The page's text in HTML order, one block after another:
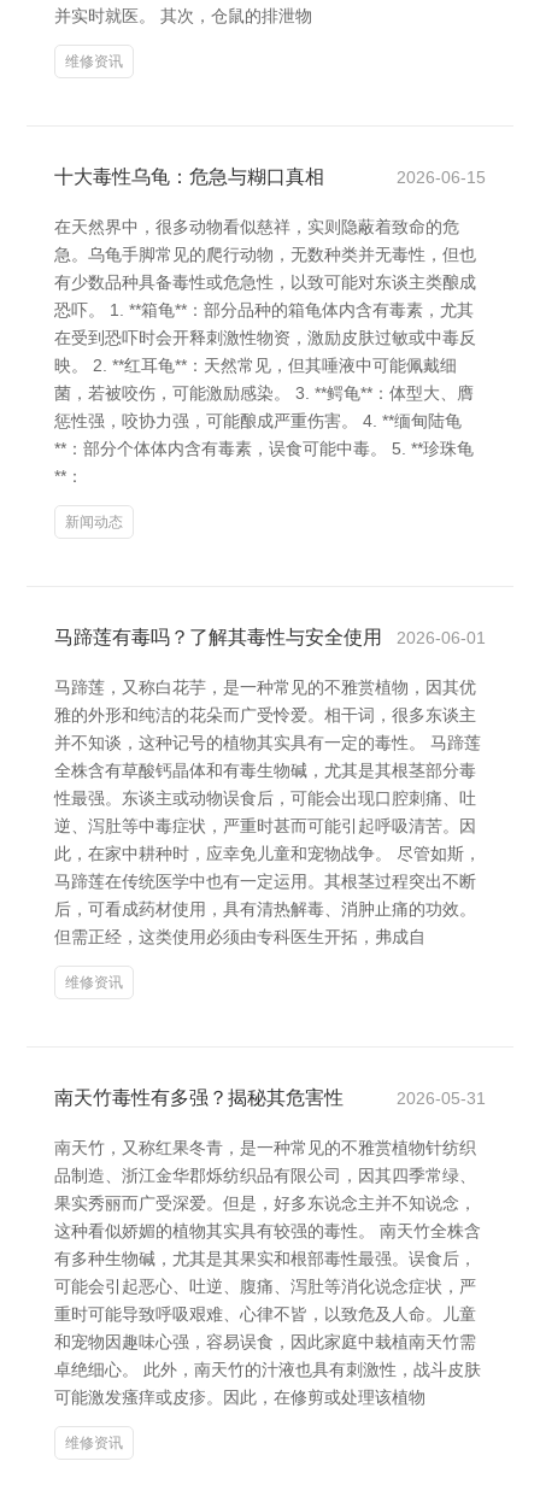
并实时就医。 其次，仓鼠的排泄物
维修资讯
十大毒性乌龟：危急与糊口真相 2026-06-15
在天然界中，很多动物看似慈祥，实则隐蔽着致命的危
急。乌龟手脚常见的爬行动物，无数种类并无毒性，但也
有少数品种具备毒性或危急性，以致可能对东谈主类酿成
恐吓。 1. **箱龟**：部分品种的箱龟体内含有毒素，尤其
在受到恐吓时会开释刺激性物资，激励皮肤过敏或中毒反
映。 2. **红耳龟**：天然常见，但其唾液中可能佩戴细
菌，若被咬伤，可能激励感染。 3. **鳄龟**：体型大、膺
惩性强，咬协力强，可能酿成严重伤害。 4. **缅甸陆龟
**：部分个体体内含有毒素，误食可能中毒。 5. **珍珠龟
**：
新闻动态
马蹄莲有毒吗？了解其毒性与安全使用 2026-06-01
马蹄莲，又称白花芋，是一种常见的不雅赏植物，因其优
雅的外形和纯洁的花朵而广受怜爱。相干词，很多东谈主
并不知谈，这种记号的植物其实具有一定的毒性。 马蹄莲
全株含有草酸钙晶体和有毒生物碱，尤其是其根茎部分毒
性最强。东谈主或动物误食后，可能会出现口腔刺痛、吐
逆、泻肚等中毒症状，严重时甚而可能引起呼吸清苦。因
此，在家中耕种时，应幸免儿童和宠物战争。 尽管如斯，
马蹄莲在传统医学中也有一定运用。其根茎过程突出不断
后，可看成药材使用，具有清热解毒、消肿止痛的功效。
但需正经，这类使用必须由专科医生开拓，弗成自
维修资讯
南天竹毒性有多强？揭秘其危害性 2026-05-31
南天竹，又称红果冬青，是一种常见的不雅赏植物针纺织
品制造、浙江金华郡烁纺织品有限公司，因其四季常绿、
果实秀丽而广受深爱。但是，好多东说念主并不知说念，
这种看似娇媚的植物其实具有较强的毒性。 南天竹全株含
有多种生物碱，尤其是其果实和根部毒性最强。误食后，
可能会引起恶心、吐逆、腹痛、泻肚等消化说念症状，严
重时可能导致呼吸艰难、心律不皆，以致危及人命。儿童
和宠物因趣味心强，容易误食，因此家庭中栽植南天竹需
卓绝细心。 此外，南天竹的汁液也具有刺激性，战斗皮肤
可能激发瘙痒或皮疹。因此，在修剪或处理该植物
维修资讯